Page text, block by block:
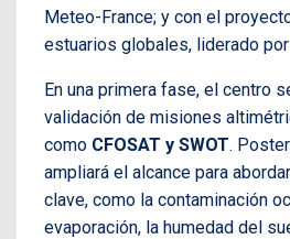
Meteo-France; y con el
estuarios globales, liderado por
En una primera fase, el centro
validación de misiones
como CFOSAT y SWOT.
ampliará el alcance para
clave, como la contaminación
evaporación, la humedad del